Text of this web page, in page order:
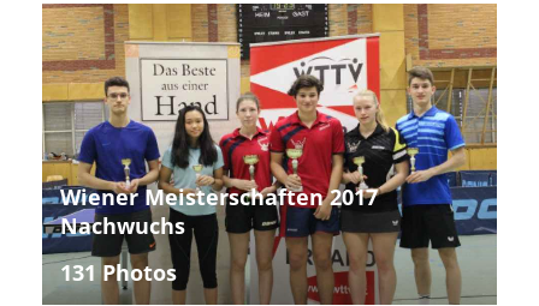
Wiener Meisterschaften 2017
Nachwuchs
131 Photos